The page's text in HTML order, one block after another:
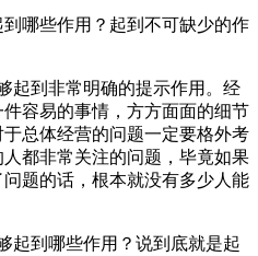
哪些作用？起到不可缺少的作
起到非常明确的提示作用。经
容易的事情，方方面面的细节
总体经营的问题一定要格外考
都非常关注的问题，毕竟如果
题的话，根本就没有多少人能
到哪些作用？说到底就是起